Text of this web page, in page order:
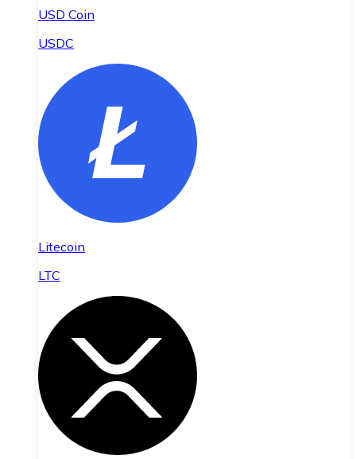
USD Coin
USDC
Litecoin
LTC